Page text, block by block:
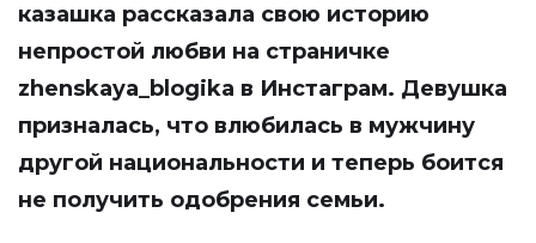
казашка рассказала свою историю
непростой любви на страничке
zhenskaya_blogika в Инстаграм. Девушка
призналась, что влюбилась в мужчину
другой национальности и теперь боится
не получить одобрения семьи.